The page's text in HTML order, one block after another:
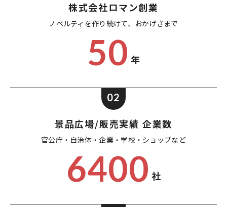
株式会社ロマン創業
ノベルティを作り続けて、 おかげさまで
50 年
02
景品広場/販売実績 企業数
官公庁・自治体・企業・学校・ショップなど
6400 社